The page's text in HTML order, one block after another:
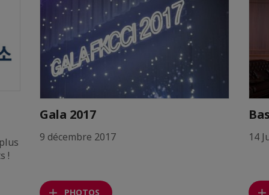
!
Gala 2017
9 décembre 2017
PHOTOS
14